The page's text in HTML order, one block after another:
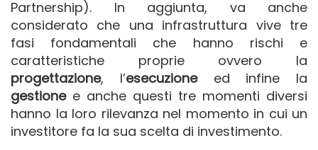
Partnership). In aggiunta, va anche
considerato che una infrastruttura vive tre
fasi fondamentali che hanno rischi e
caratteristiche proprie ovvero la
progettazione, l’esecuzione ed infine la
gestionee anche questi tre momenti diversi
hanno la loro rilevanza nel momento in cui un
investitore fa la sua scelta di investimento.